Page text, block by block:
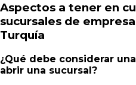
Aspectos a tener en
sucursales de
Turquía
¿Qué debe considerar
abrir una sucursal?